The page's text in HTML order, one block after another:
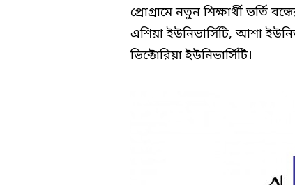
প্রোগ্রামে নতুন শিক্ষার্থী ভর্তি
এশিয়া ইউনিভার্সিটি, আশা
ভিক্টোরিয়া ইউনিভার্সিটি।